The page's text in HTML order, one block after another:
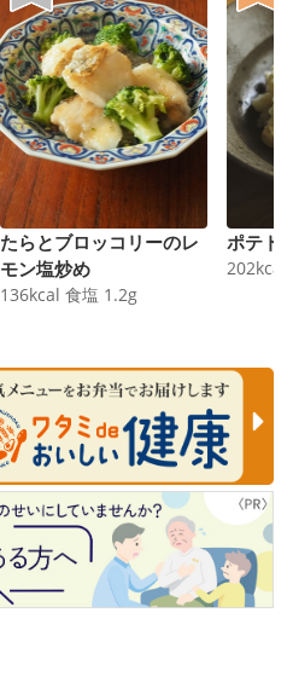
たらとブロッコリーのレ
モン塩炒め
136kcal 食塩 1.2g
ポテト
202kcal